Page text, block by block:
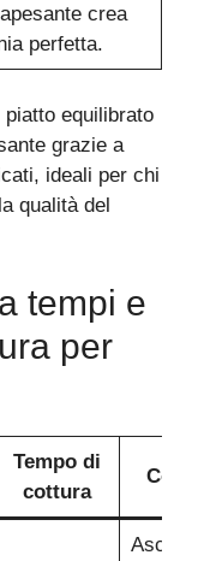
crea
perfetta.
equilibrato
grazie a
ideali per chi
qualità del
tempi e
per
Tempo di
cottura